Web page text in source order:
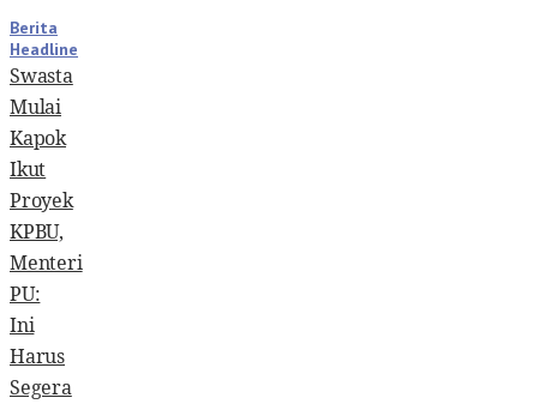
Berita
Headline
Swasta
Mulai
Kapok
Ikut
Proyek
KPBU,
Menteri
PU:
Ini
Harus
Segera